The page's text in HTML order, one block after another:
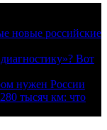
новые российские
Вот
нужен России
тысяч км: что